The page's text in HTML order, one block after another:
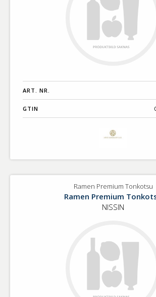
ART. NR.
GTIN
Ramen Premium Tonkotsu
Ramen Premium
NISSIN